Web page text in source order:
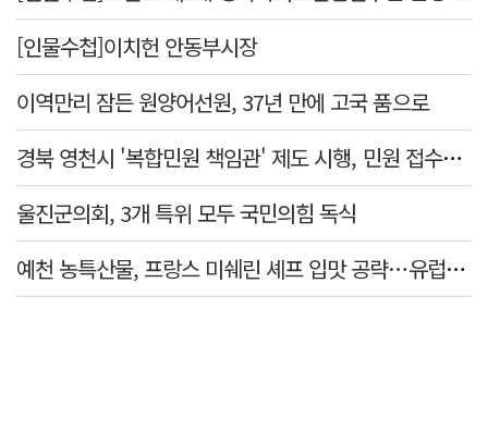
[인물수첩]이치헌 안동부시장
이역만리 잠든 원양어선원, 37년 만에 고국 품으로
경북 영천시 '복합민원 책임관' 제도 시행, 민원 접수부터 처리까지 관리·안내
울진군의회, 3개 특위 모두 국민의힘 독식
예천 농특산물, 프랑스 미쉐린 셰프 입맛 공략…유럽시장 진출 모색